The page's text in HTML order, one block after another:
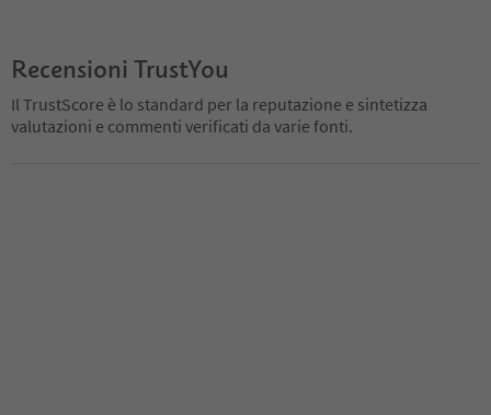
Recensioni TrustYou
Il TrustScore è lo standard per la reputazione e sintetizza
valutazioni e commenti verificati da varie fonti.